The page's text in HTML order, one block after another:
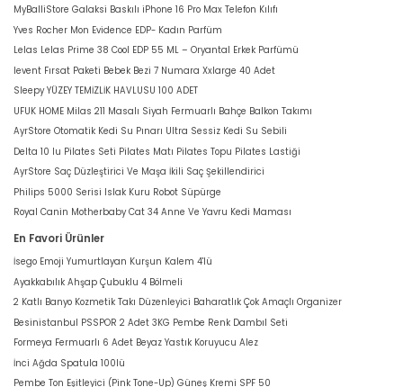
MyBalliStore Galaksi Baskılı iPhone 16 Pro Max Telefon Kılıfı
Yves Rocher Mon Evidence EDP- Kadın Parfüm
Lelas Lelas Prime 38 Cool EDP 55 ML – Oryantal Erkek Parfümü
levent Fırsat Paketi Bebek Bezi 7 Numara Xxlarge 40 Adet
Sleepy YÜZEY TEMİZLİK HAVLUSU 100 ADET
UFUK HOME Milas 211 Masalı Siyah Fermuarlı Bahçe Balkon Takımı
AyrStore Otomatik Kedi Su Pınarı Ultra Sessiz Kedi Su Sebili
Delta 10 lu Pilates Seti Pilates Matı Pilates Topu Pilates Lastiği
AyrStore Saç Düzleştirici Ve Maşa İkili Saç Şekillendirici
Philips 5000 Serisi Islak Kuru Robot Süpürge
Royal Canin Motherbaby Cat 34 Anne Ve Yavru Kedi Maması
En Favori Ürünler
İsego Emoji Yumurtlayan Kurşun Kalem 4'lü
Ayakkabılık Ahşap Çubuklu 4 Bölmeli
2 Katlı Banyo Kozmetik Takı Düzenleyici Baharatlık Çok Amaçlı Organizer
Besinistanbul PSSPOR 2 Adet 3KG Pembe Renk Dambıl Seti
Formeya Fermuarlı 6 Adet Beyaz Yastık Koruyucu Alez
İnci Ağda Spatula 100lü
Pembe Ton Eşitleyici (Pink Tone-Up) Güneş Kremi SPF 50